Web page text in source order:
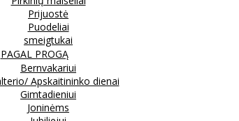
Prijuostė
Puodeliai
smeigtukai
PAGAL PROGĄ
Bernvakariui
Apskaitininko dienai
Gimtadieniui
Joninėms